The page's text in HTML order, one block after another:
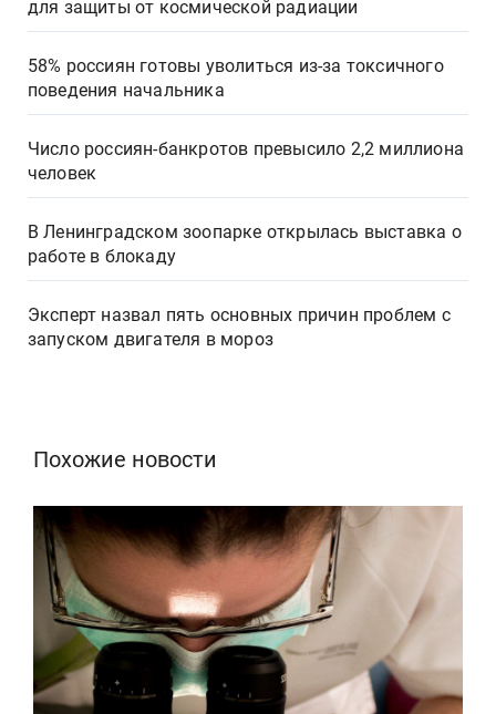
для защиты от космической радиации
58% россиян готовы уволиться из-за токсичного
поведения начальника
Число россиян-банкротов превысило 2,2 миллиона
человек
В Ленинградском зоопарке открылась выставка о
работе в блокаду
Эксперт назвал пять основных причин проблем с
запуском двигателя в мороз
Похожие новости